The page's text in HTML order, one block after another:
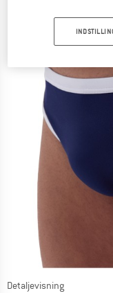
Detaljevisning